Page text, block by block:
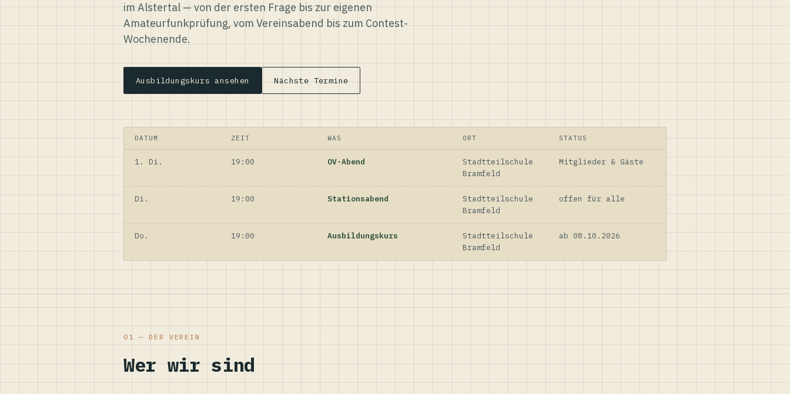
im Alstertal — von der ersten Frage bis zur eigenen
Amateurfunkprüfung, vom Vereinsabend bis zum Contest-
Wochenende.
Ausbildungskurs ansehen Nächste Termine
DATUM ZEIT WAS ORT STATUS
1. Di. 19:00 OV-Abend
Stadtteilschule
Bramfeld
Mitglieder & Gäste
Di. 19:00 Stationsabend
Stadtteilschule
Bramfeld
offen für alle
Do. 19:00 Ausbildungskurs
Stadtteilschule
Bramfeld
ab 08.10.2026
01 — DER VEREIN
Wer wir sind